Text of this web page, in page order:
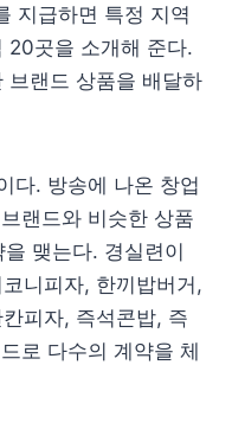
지급하면 특정 지역
20곳을 소개해 준다.
브랜드 상품을 배달하
다. 방송에 나온 창업
랜드와 비슷한 상품
맺는다. 경실련이
니피자, 한끼밥버거,
피자, 즉석콘밥, 즉
로 다수의 계약을 체